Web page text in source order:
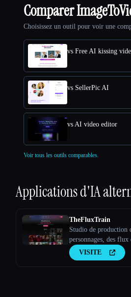
Comparer
Choisissez un outil pour voir une
vs Free AI kissing
vs SellerPic AI
vs AI video editor
Voir tous les outils comparables.
Applications d'IA
TheFluxTrain
Studio de production
personnages, des
cohérents
VISITE